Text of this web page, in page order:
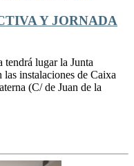
Y JORNADA
tendrá lugar la Junta
instalaciones de Caixa
(C/ de Juan de la